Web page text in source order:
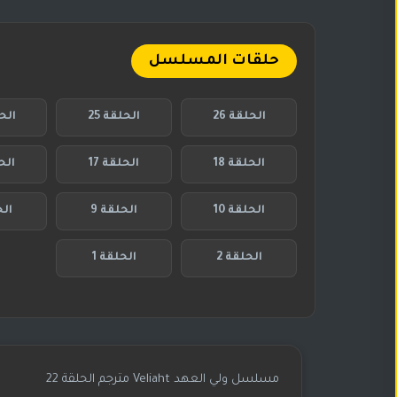
حلقات المسلسل
الحلقة 26 الحلقة 25
الحلقة 18 الحلقة 17
الحلقة 10 الحلقة 9
الحلقة 2 الحلقة 1
مسلسل ولي العهد Veliaht مترجم الحلقة 22